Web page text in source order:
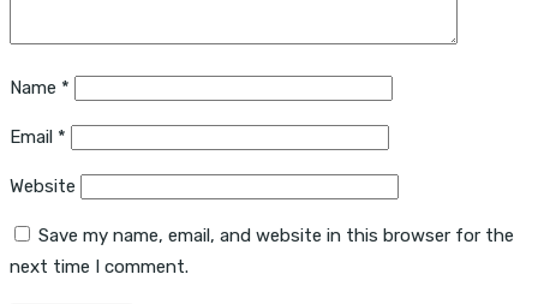
Name *
Email *
Website
Save my name, email, and website in this browser for the
next time I comment.